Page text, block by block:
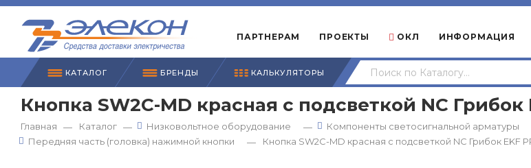
ПАРТНЕРАМ ПРОЕКТЫ ОКЛ ИНФОРМАЦИЯ
КАТАЛОГ БРЕНДЫ КАЛЬКУЛЯТОРЫ
Кнопка SW2C-MD красная с подсветкой NC Грибок
Главная — Каталог — Низковольтное оборудование — Компоненты светосигнальной арматуры
Передняя часть (головка) нажимной кнопки
— Кнопка SW2C-MD красная с подсветкой NC Грибок EKF